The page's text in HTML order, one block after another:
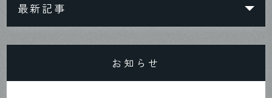
最新記事
お知らせ